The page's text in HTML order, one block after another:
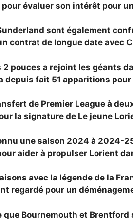
évaluer son intérêt pour
sont également
contrat de longue date avec
2 pouces a rejoint les géants
depuis fait 51 apparitions
de Premier League à
la signature de Le jeune
une saison 2024 à 2024-
aider à propulser Lorient
avec la légende de la
regardé pour un
que Bournemouth et